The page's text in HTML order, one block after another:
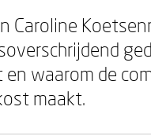
Caroline
waarom de
maakt.